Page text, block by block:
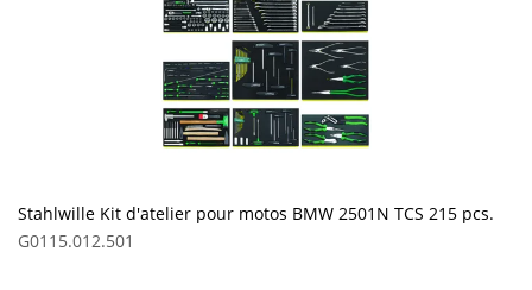
Stahlwille Kit d'atelier pour motos BMW 2501N TCS 215 pcs.
G0115.012.501